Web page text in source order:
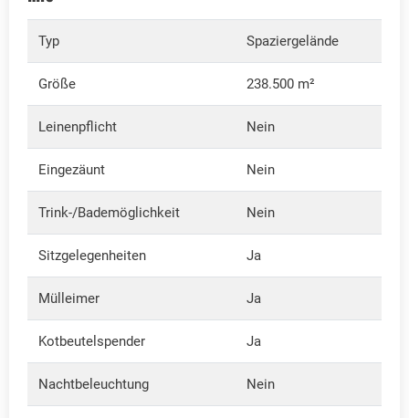
Typ Spaziergelände
Größe 238.500 m²
Leinenpflicht Nein
Eingezäunt Nein
Trink-/Bademöglichkeit Nein
Sitzgelegenheiten Ja
Mülleimer Ja
Kotbeutelspender Ja
Nachtbeleuchtung Nein